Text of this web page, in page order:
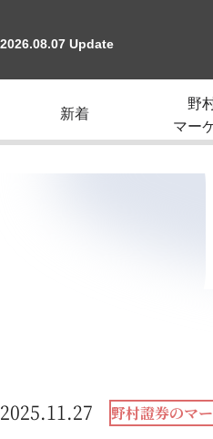
2026.08.07 Update
新着
野
マー
2025.11.27 野村證券のマ